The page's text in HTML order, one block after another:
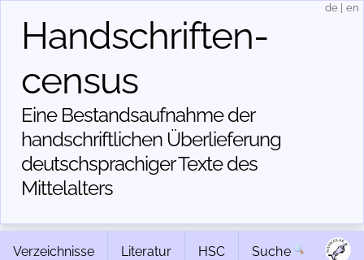
Handschriften­
census
Eine Bestandsaufnahme der
handschriftlichen Über­lieferung
deutschsprachiger Texte des
Mittelalters
de en
Verzeichnisse Literatur HSC Suche